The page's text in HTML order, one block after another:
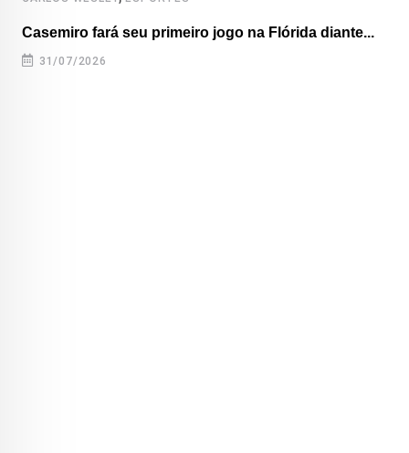
Casemiro fará seu primeiro jogo na Flórida diante...
31/07/2026